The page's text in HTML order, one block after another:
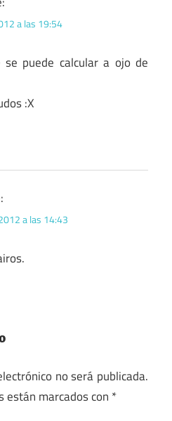
a las 19:54
puede calcular a ojo de
:X
a las 14:43
no será publicada.
están marcados con *